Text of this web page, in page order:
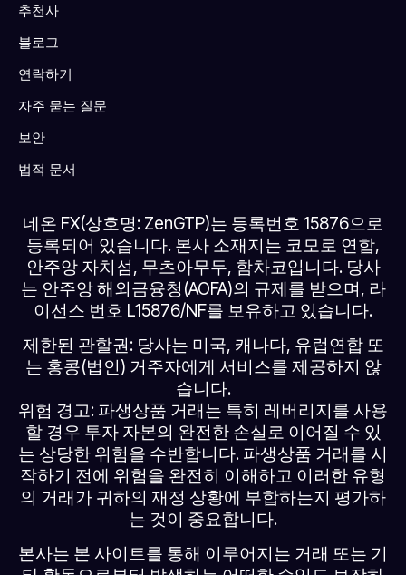
추천사
블로그
연락하기
자주 묻는 질문
보안
법적 문서
네온 FX(상호명: ZenGTP)는 등록번호 15876으로
등록되어 있습니다. 본사 소재지는 코모로 연합,
안주앙 자치섬, 무츠아무두, 함차코입니다. 당사
는 안주앙 해외금융청(AOFA)의 규제를 받으며, 라
이선스 번호 L15876/NF를 보유하고 있습니다.
제한된 관할권: 당사는 미국, 캐나다, 유럽연합 또
는 홍콩(법인) 거주자에게 서비스를 제공하지 않
습니다.
위험 경고: 파생상품 거래는 특히 레버리지를 사용
할 경우 투자 자본의 완전한 손실로 이어질 수 있
는 상당한 위험을 수반합니다. 파생상품 거래를 시
작하기 전에 위험을 완전히 이해하고 이러한 유형
의 거래가 귀하의 재정 상황에 부합하는지 평가하
는 것이 중요합니다.
본사는 본 사이트를 통해 이루어지는 거래 또는 기